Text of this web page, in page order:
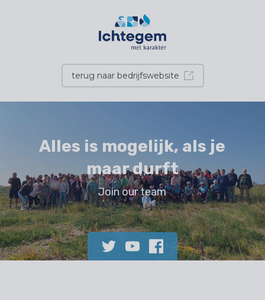
terug naar bedrijfswebsite
Alles is mogelijk, als je
maar durft
Join our team